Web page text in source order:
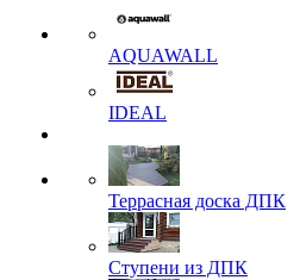
AQUAWALL
IDEAL
Террасная доска ДПК
Ступени из ДПК